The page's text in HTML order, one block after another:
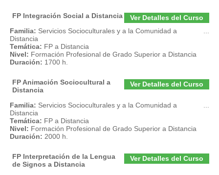
Ver Detalles del Curso
FP Integración Social a Distancia
Familia: Servicios Socioculturales y a la Comunidad a
Distancia
Temática: FP a Distancia
Nivel: Formación Profesional de Grado Superior a Distancia
Duración: 1700 h.
Ver Detalles del Curso
FP Animación Sociocultural a
Distancia
Familia: Servicios Socioculturales y a la Comunidad a
Distancia
Temática: FP a Distancia
Nivel: Formación Profesional de Grado Superior a Distancia
Duración: 2000 h.
Ver Detalles del Curso
FP Interpretación de la Lengua
de Signos a Distancia